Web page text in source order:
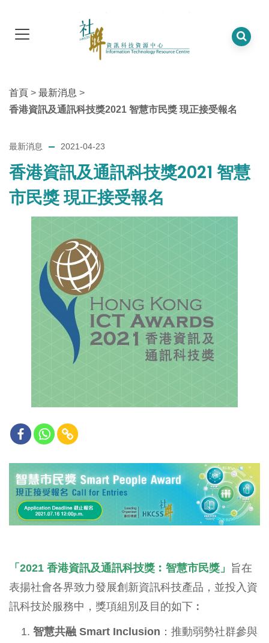
首頁 > 最新消息 >
香港資訊及通訊科技獎2021 智慧市民獎 現正接受報名
最新消息 2021-04-23
香港資訊及通訊科技獎2021 智慧
市民獎 現正接受報名
「2021 香港資訊及通訊科技獎︰智慧市民獎」 旨在
表揚社會各界致力發展創新資訊科技產品，並投入資
訊科技於服務中，獎項組別及目的如下︰
智慧共融 Smart Inclusion ：推動弱勢社群參與